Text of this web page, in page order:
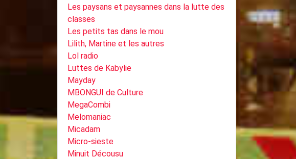
Les paysans et paysannes dans la lutte des
classes
Les petits tas dans le mou
Lilith, Martine et les autres
Lol radio
Luttes de Kabylie
Mayday
MBONGUI de Culture
MegaCombi
Melomaniac
Micadam
Micro-sieste
Minuit Décousu